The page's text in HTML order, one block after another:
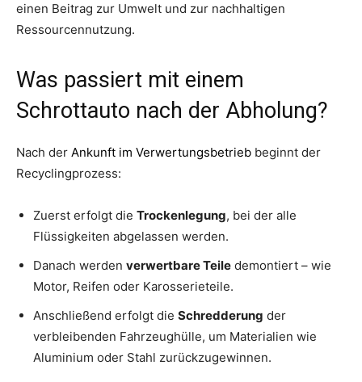
einen Beitrag zur Umwelt und zur nachhaltigen
Ressourcennutzung.
Was passiert mit einem
Schrottauto nach der Abholung?
Nach der Ankunft im Verwertungsbetrieb beginnt der
Recyclingprozess:
Zuerst erfolgt die Trockenlegung, bei der alle
Flüssigkeiten abgelassen werden.
Danach werden verwertbare Teile demontiert – wie
Motor, Reifen oder Karosserieteile.
Anschließend erfolgt die Schredderung der
verbleibenden Fahrzeughülle, um Materialien wie
Aluminium oder Stahl zurückzugewinnen.